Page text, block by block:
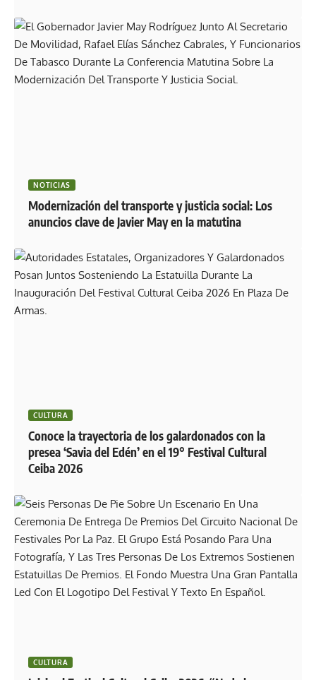
NOTICIAS
Modernización del transporte y justicia social: Los
anuncios clave de Javier May en la matutina
CULTURA
Conoce la trayectoria de los galardonados con la
presea ‘Savia del Edén’ en el 19° Festival Cultural
Ceiba 2026
CULTURA